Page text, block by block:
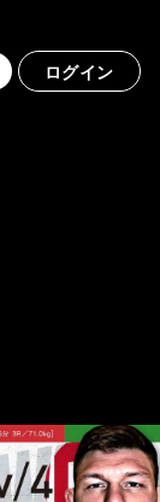
RIZIN.8
ログイン